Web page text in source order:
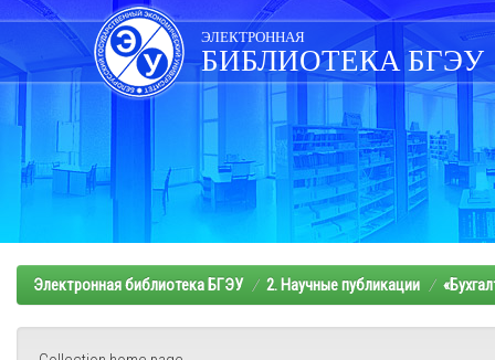
Skip
navigation
ЭЛЕКТРОННАЯ
БИБЛИОТЕКА БГЭУ
Электронная библиотека БГЭУ 2. Научные публикации